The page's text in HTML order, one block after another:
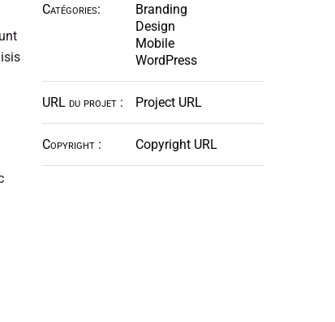
Catégories:
Branding
Design
Mobile
WordPress
URL du projet : Project URL
Copyright : Copyright URL